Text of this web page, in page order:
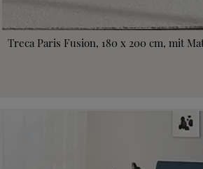
Treca Paris Fusion, 180 x 200 cm, mit